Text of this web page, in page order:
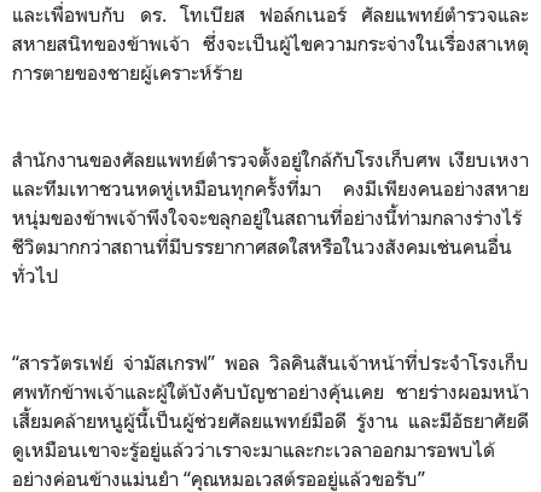
และเพื่อพบกับ ดร. โทเบียส ฟอล์กเนอร์ ศัลยแพทย์ตำรวจและ
สหายสนิทของข้าพเจ้า ซึ่งจะเป็นผู้ไขความกระจ่างในเรื่องสาเหตุ
การตายของชายผู้เคราะห์ร้าย
สำนักงานของศัลยแพทย์ตำรวจตั้งอยู่ใกล้กับโรงเก็บศพ เงียบเหงา
และทึมเทาชวนหดหู่เหมือนทุกครั้งที่มา คงมีเพียงคนอย่างสหาย
หนุ่มของข้าพเจ้าพึงใจจะขลุกอยู่ในสถานที่อย่างนี้ท่ามกลางร่างไร้
ชีวิตมากกว่าสถานที่มีบรรยากาศสดใสหรือในวงสังคมเช่นคนอื่น
ทั่วไป
“สารวัตรเฟย์ จ่ามัสเกรฟ” พอล วิลคินสันเจ้าหน้าที่ประจำโรงเก็บ
ศพทักข้าพเจ้าและผู้ใต้บังคับบัญชาอย่างคุ้นเคย ชายร่างผอมหน้า
เสี้ยมคล้ายหนูผู้นี้เป็นผู้ช่วยศัลยแพทย์มือดี รู้งาน และมีอัธยาศัยดี
ดูเหมือนเขาจะรู้อยู่แล้วว่าเราจะมาและกะเวลาออกมารอพบได้
อย่างค่อนข้างแม่นยำ “คุณหมอเวสต์รออยู่แล้วขอรับ”